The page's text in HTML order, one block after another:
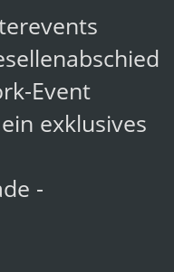
Event
exklusives
-